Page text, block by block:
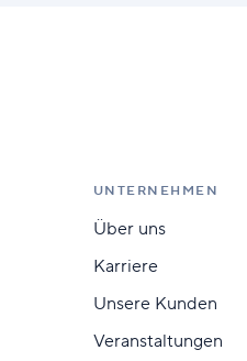
UNTERNEHMEN
Über uns
Karriere
Unsere Kunden
Veranstaltungen